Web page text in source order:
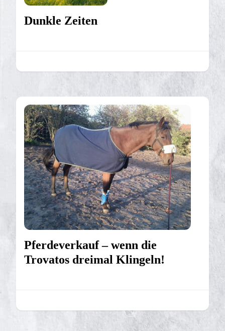
Dunkle Zeiten
Pferdeverkauf – wenn die
Trovatos dreimal Klingeln!